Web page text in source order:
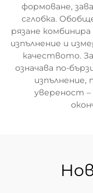
формоване,
сглобка.
рязане
изпълнение и
качеството.
означава по-
изпълнение,
увереност